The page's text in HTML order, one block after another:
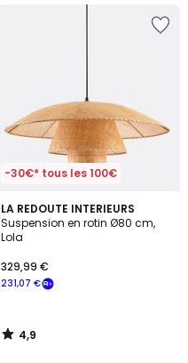
-30€* tous les 100€
LA REDOUTE INTERIEURS
Suspension en rotin Ø80 cm,
Lola
231,07 €
329,99 €
4,9
/ 5
4,9
/